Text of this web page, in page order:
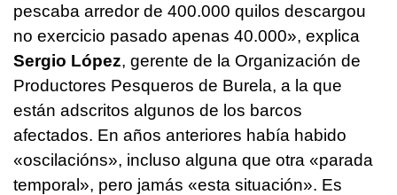
pescaba arredor de 400.000 quilos descargou
no exercicio pasado apenas 40.000», explica
Sergio López, gerente de la Organización de
Productores Pesqueros de Burela, a la que
están adscritos algunos de los barcos
afectados. En años anteriores había habido
«oscilacións», incluso alguna que otra «parada
temporal», pero jamás «esta situación». Es